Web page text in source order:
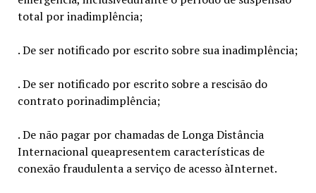
total por inadimplência;
. De ser notificado por escrito sobre sua inadimplência;
. De ser notificado por escrito sobre a rescisão do
contrato porinadimplência;
. De não pagar por chamadas de Longa Distância
Internacional queapresentem características de
conexão fraudulenta a serviço de acesso àInternet.